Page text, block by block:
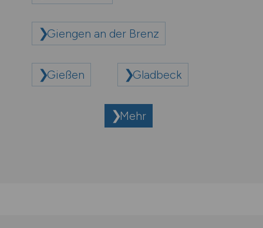
Giengen an der Brenz
Gießen Gladbeck
Mehr